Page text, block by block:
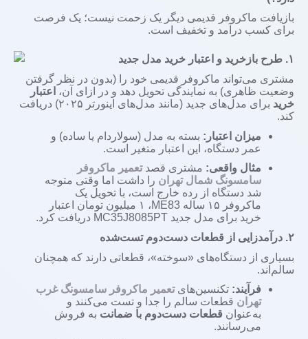
بازیافت ماکروفر قدیمی دیگر یک زحمت نیست؛ یک فرصت
برای کسب درآمد و تخفیف است.
۱. طرح بازخرید و اعتبار خرید مدل جدید
مشتری می‌تواند ماکروفر قدیمی خود را (بدون در نظر گرفتن
وضعیت ظاهری) به نمایندگی تحویل دهد و در ازای آن، اعتبار
خرید برای مدل‌های جدید (مانند مدل‌های اینورتر ۲۰۲۵)
دریافت
کند.
میزان اعتبار: بسته به مدل (سولاردام یا ساده) و
عمر دستگاه، این اعتبار متغیر است.
مثال واقعی: مشتری قصدتعمیر ماکروفر
سامسونگ شمال تهران را داشت اما وقتی متوجه
شد دستگاه از رده خارج است، با تحویل یک
ماکروفر ۱۵ ساله ME83، ۱ میلیون تومان اعتبار
خرید برای مدل جدید MC35J8085PT دریافت کرد.
۲. درآمدزایی از قطعات دست‌دوم تست‌شده
بسیاری از دستگاه‌های «سوخته»، قطعاتی دارند که همچنان
سالم‌اند.
فرآیند: تکنسین‌هایتعمیر ماکروفر سامسونگ غرب
تهران قطعات سالم را جدا و تست می‌کنند و
به‌عنوان قطعات دست‌دوم با ضمانت به فروش
می‌رسانند.